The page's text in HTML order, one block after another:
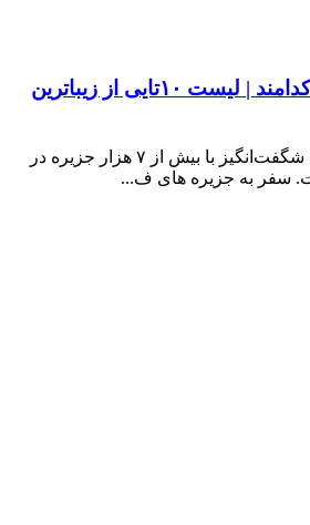
بهترین جزایر فیلیپین کدامند | لیست ۱۰تایی از زیباترین
جزایر فیلیپین مجموعه‌ای شگفت‌انگیز با بیش از ۷ هزار جزیره در
سفر به جزیره های ف...